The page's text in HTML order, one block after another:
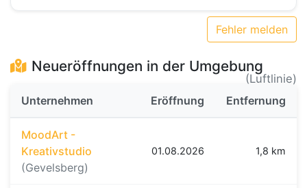
Fehler melden
Neueröffnungen in der Umgebung
(Luftlinie)
Unternehmen
Eröffnung Entfernung
MoodArt -
Kreativstudio
(Gevelsberg)
01.08.2026 1,8 km